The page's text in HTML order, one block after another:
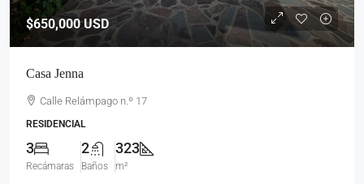
$650,000USD
Casa Jenna
Calle Relámpago n.º 17
RESIDENCIAL
3
Recámaras
2
Baños
323
m²